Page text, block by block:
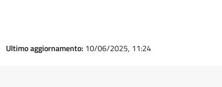
Ultimo aggiornamento: 10/06/2025, 11:24